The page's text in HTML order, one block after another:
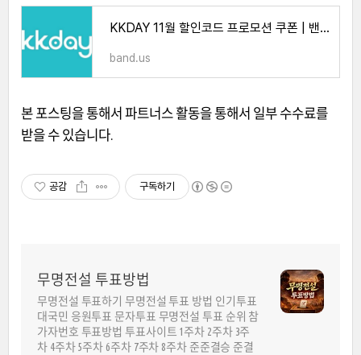
KKDAY 11월 할인코드 프로모션 쿠폰 | 밴드
band.us
본 포스팅을 통해서 파트너스 활동을 통해서 일부 수수료를
받을 수 있습니다.
공감 구독하기
무명전설 투표방법
무명전설 투표하기 무명전설 투표 방법 인기투표
대국민 응원투표 문자투표 무명전설 투표 순위 참
가자번호 투표방법 투표사이트 1주차 2주차 3주
차 4주차 5주차 6주차 7주차 8주차 준준결승 준결